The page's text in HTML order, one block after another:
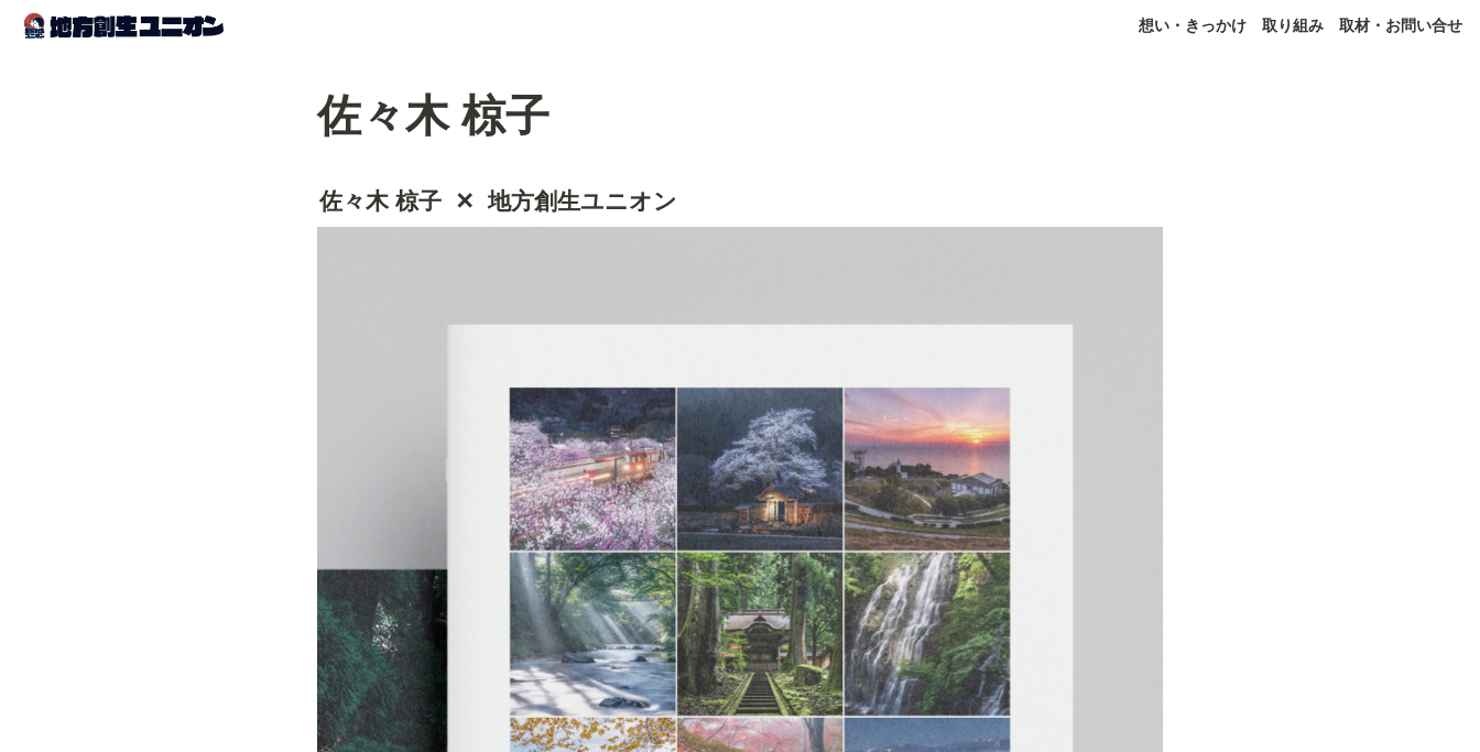
想い・きっかけ 取り組み 取材・お問い合せ
佐々木 椋子
佐々木 椋子  ✕  地方創生ユニオン